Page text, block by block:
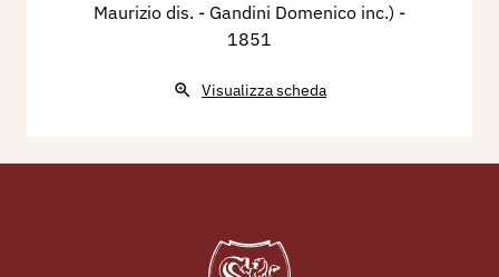
Maurizio dis. - Gandini Domenico inc.) -
1851
Visualizza scheda